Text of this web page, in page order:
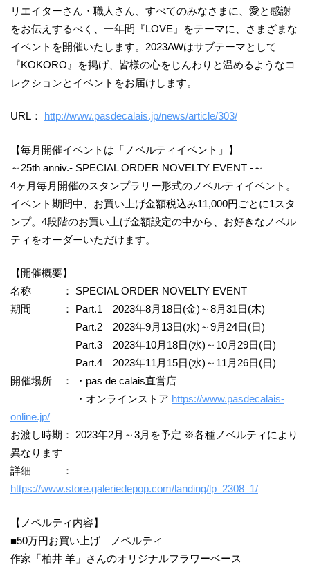
リエイターさん・職人さん、すべてのみなさまに、愛と感謝
をお伝えするべく、一年間『LOVE』をテーマに、さまざまな
イベントを開催いたします。2023AWはサブテーマとして
『KOKORO』を掲げ、皆様の心をじんわりと温めるようなコ
レクションとイベントをお届けします。
URL： http://www.pasdecalais.jp/news/article/303/
【毎月開催イベントは「ノベルティイベント」】
～25th anniv.- SPECIAL ORDER NOVELTY EVENT -～
4ヶ月毎月開催のスタンプラリー形式のノベルティイベント。
イベント期間中、お買い上げ金額税込み11,000円ごとに1スタ
ンプ。4段階のお買い上げ金額設定の中から、お好きなノベル
ティをオーダーいただけます。
【開催概要】
名称 ： SPECIAL ORDER NOVELTY EVENT
期間 ： Part.1 2023年8月18日(金)～8月31日(木)
Part.2 2023年9月13日(水)～9月24日(日)
Part.3 2023年10月18日(水)～10月29日(日)
Part.4 2023年11月15日(水)～11月26日(日)
開催場所 ： ・pas de calais直営店
・オンラインストア https://www.pasdecalais-
online.jp/
お渡し時期： 2023年2月～3月を予定 ※各種ノベルティにより
異なります
詳細 ：
https://www.store.galeriedepop.com/landing/lp_2308_1/
【ノベルティ内容】
■50万円お買い上げ ノベルティ
作家「柏井 羊」さんのオリジナルフラワーベース